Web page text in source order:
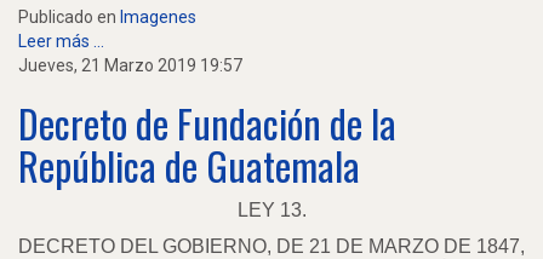
Publicado en Imagenes
Leer más ...
Jueves, 21 Marzo 2019 19:57
Decreto de Fundación de la
República de Guatemala
LEY 13.
DECRETO DEL GOBIERNO, DE 21 DE MARZO DE 1847,